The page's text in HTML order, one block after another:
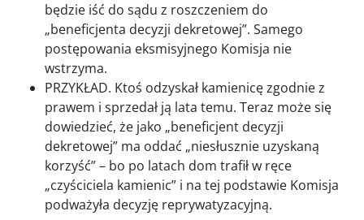
będzie iść do sądu z roszczeniem do
„beneficjenta decyzji dekretowej”. Samego
postępowania eksmisyjnego Komisja nie
wstrzyma.
PRZYKŁAD. Ktoś odzyskał kamienicę zgodnie z
prawem i sprzedał ją lata temu. Teraz może się
dowiedzieć, że jako „beneficjent decyzji
dekretowej” ma oddać „niesłusznie uzyskaną
korzyść” – bo po latach dom trafił w ręce
„czyściciela kamienic” i na tej podstawie Komisja
podważyła decyzję reprywatyzacyjną.